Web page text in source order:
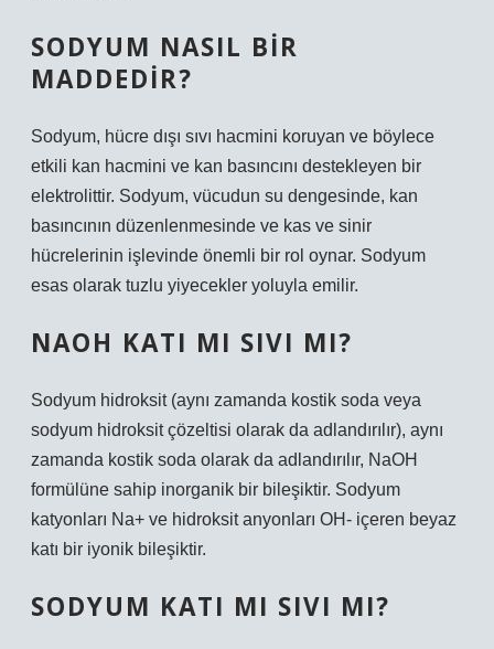
SODYUM NASIL BIR
MADDEDIR?
Sodyum, hücre dışı sıvı hacmini koruyan ve böylece
etkili kan hacmini ve kan basıncını destekleyen bir
elektrolittir. Sodyum, vücudun su dengesinde, kan
basıncının düzenlenmesinde ve kas ve sinir
hücrelerinin işlevinde önemli bir rol oynar. Sodyum
esas olarak tuzlu yiyecekler yoluyla emilir.
NAOH KATI MI SIVI MI?
Sodyum hidroksit (aynı zamanda kostik soda veya
sodyum hidroksit çözeltisi olarak da adlandırılır), aynı
zamanda kostik soda olarak da adlandırılır, NaOH
formülüne sahip inorganik bir bileşiktir. Sodyum
katyonları Na+ ve hidroksit anyonları OH- içeren beyaz
katı bir iyonik bileşiktir.
SODYUM KATI MI SIVI MI?